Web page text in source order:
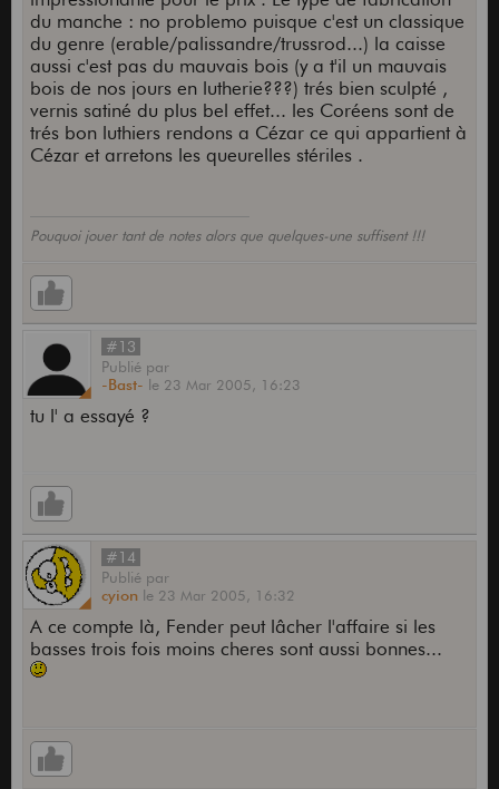
du manche : no problemo puisque c'est un classique
du genre (erable/palissandre/trussrod...) la caisse
aussi c'est pas du mauvais bois (y a t'il un mauvais
bois de nos jours en lutherie???) trés bien sculpté ,
vernis satiné du plus bel effet... les Coréens sont de
trés bon luthiers rendons a Cézar ce qui appartient à
Cézar et arretons les queurelles stériles .
Pouquoi jouer tant de notes alors que quelques-une suffisent !!!
#13
Publié par
-Bast- le 23 Mar 2005, 16:23
tu l' a essayé ?
#14
Publié par
cyion le 23 Mar 2005, 16:32
A ce compte là, Fender peut lâcher l'affaire si les
basses trois fois moins cheres sont aussi bonnes...